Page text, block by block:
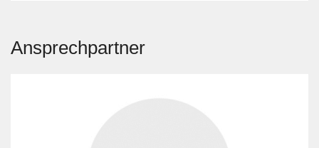
Ansprechpartner